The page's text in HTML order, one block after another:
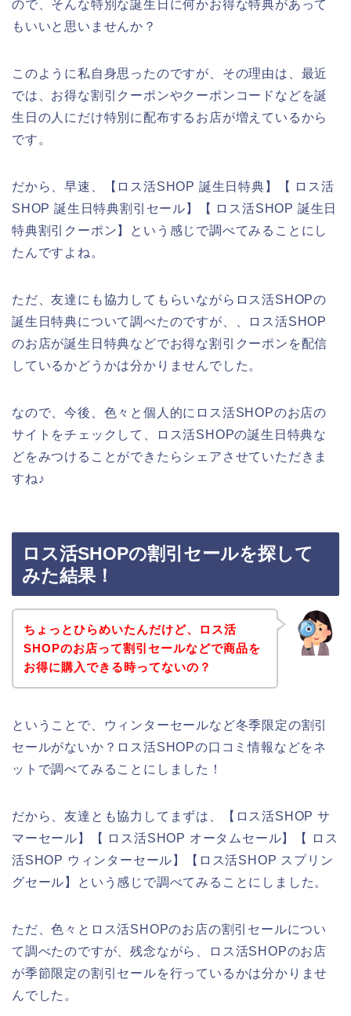
ので、そんな特別な誕生日に何かお得な特典があって
もいいと思いませんか？
このように私自身思ったのですが、その理由は、最近
では、お得な割引クーポンやクーポンコードなどを誕
生日の人にだけ特別に配布するお店が増えているから
です。
だから、早速、【ロス活SHOP 誕生日特典】【 ロス活
SHOP 誕生日特典割引セール】【 ロス活SHOP 誕生日
特典割引クーポン】という感じで調べてみることにし
たんですよね。
ただ、友達にも協力してもらいながらロス活SHOPの
誕生日特典について調べたのですが、、ロス活SHOP
のお店が誕生日特典などでお得な割引クーポンを配信
しているかどうかは分かりませんでした。
なので、今後、色々と個人的にロス活SHOPのお店の
サイトをチェックして、ロス活SHOPの誕生日特典な
どをみつけることができたらシェアさせていただきま
すね♪
ロス活SHOPの割引セールを探して
みた結果！
ちょっとひらめいたんだけど、ロス活
SHOPのお店って割引セールなどで商品を
お得に購入できる時ってないの？
ということで、ウィンターセールなど冬季限定の割引
セールがないか？ロス活SHOPの口コミ情報などをネ
ットで調べてみることにしました！
だから、友達とも協力してまずは、【ロス活SHOP サ
マーセール】【 ロス活SHOP オータムセール】【 ロス
活SHOP ウィンターセール】【ロス活SHOP スプリン
グセール】という感じで調べてみることにしました。
ただ、色々とロス活SHOPのお店の割引セールについ
て調べたのですが、残念ながら、ロス活SHOPのお店
が季節限定の割引セールを行っているかは分かりませ
んでした。